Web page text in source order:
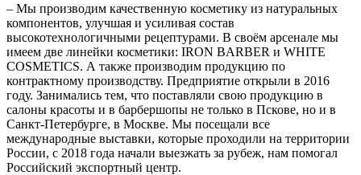
– Мы производим качественную косметику из натуральных
компонентов, улучшая и усиливая состав
высокотехнологичными рецептурами. В своём арсенале мы
имеем две линейки косметики: IRON BARBER и WHITE
COSMETICS. А также производим продукцию по
контрактному производству. Предприятие открыли в 2016
году. Занимались тем, что поставляли свою продукцию в
салоны красоты и в барбершопы не только в Пскове, но и в
Санкт-Петербурге, в Москве. Мы посещали все
международные выставки, которые проходили на территории
России, с 2018 года начали выезжать за рубеж, нам помогал
Российский экспортный центр.